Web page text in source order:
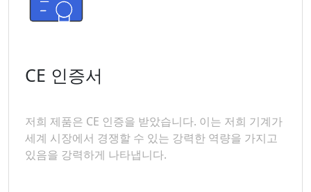
CE 인증서
저희 제품은 CE 인증을 받았습니다. 이는 저희 기계가
세계 시장에서 경쟁할 수 있는 강력한 역량을 가지고
있음을 강력하게 나타냅니다.